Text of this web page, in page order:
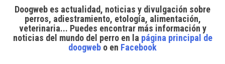
Doogweb es actualidad, noticias y divulgación sobre
perros, adiestramiento, etología, alimentación,
veterinaria... Puedes encontrar más información y
noticias del mundo del perroen la página principal de
doogweb o en Facebook